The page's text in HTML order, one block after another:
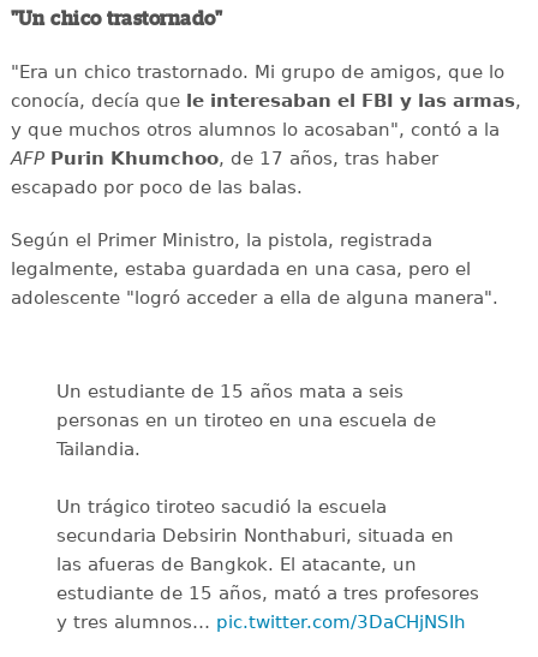
"Un chico trastornado"
"Era un chico trastornado. Mi grupo de amigos, que lo
conocía, decía que le interesaban el FBI y las armas,
y que muchos otros alumnos lo acosaban", contó a la
AFP Purin Khumchoo, de 17 años, tras haber
escapado por poco de las balas.
Según el Primer Ministro, la pistola, registrada
legalmente, estaba guardada en una casa, pero el
adolescente "logró acceder a ella de alguna manera".
Un estudiante de 15 años mata a seis
personas en un tiroteo en una escuela de
Tailandia.
Un trágico tiroteo sacudió la escuela
secundaria Debsirin Nonthaburi, situada en
las afueras de Bangkok. El atacante, un
estudiante de 15 años, mató a tres profesores
y tres alumnos… pic.twitter.com/3DaCHjNSIh